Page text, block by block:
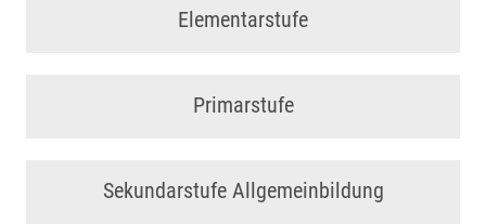
Elementarstufe
Primarstufe
Sekundarstufe Allgemeinbildung